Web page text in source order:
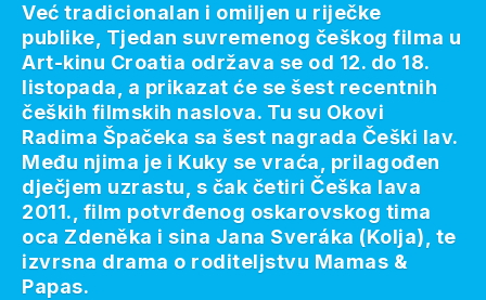
Već tradicionalan i omiljen u riječke
publike, Tjedan suvremenog češkog filma u
Art-kinu Croatia održava se od 12. do 18.
listopada, a prikazat će se šest recentnih
čeških filmskih naslova. Tu su Okovi
Radima Špačeka sa šest nagrada Češki lav.
Među njima je i Kuky se vraća, prilagođen
dječjem uzrastu, s čak četiri Češka lava
2011., film potvrđenog oskarovskog tima
oca Zdeněka i sina Jana Sveráka (Kolja), te
izvrsna drama o roditeljstvu Mamas &
Papas.